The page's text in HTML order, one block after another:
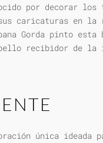
por decorar los
caricaturas en la
Gorda pinto
recibidor de la
única ideada